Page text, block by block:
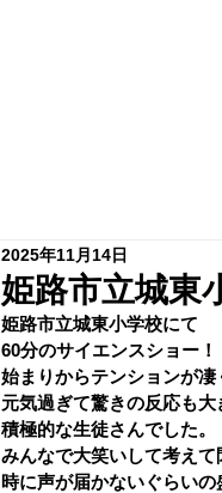
姫路市立城東
2025年11月14日
﻿姫路市立城東小学校にて
60分のサイエンスショー！
始まりからテンションが凄
元気過ぎて驚きの反応も大
積極的な生徒さんでした。
みんなで大笑いして考え
時に声が届かないぐらいの